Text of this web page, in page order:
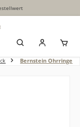
Bernstein Ohrringe